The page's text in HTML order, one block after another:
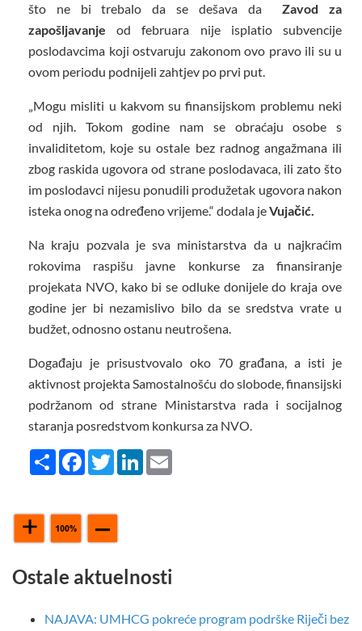
što ne bi trebalo da se dešava daZavod za
zapošljavanje od februara nije isplatio subvencije
poslodavcima koji ostvaruju zakonom ovo pravo ili su u
ovom periodu podnijeli zahtjev po prvi put.
„Mogu misliti u kakvom su finansijskom problemu neki
od njih. Tokom godine nam se obraćaju osobe s
invaliditetom, koje su ostale bez radnog angažmana ili
zbog raskida ugovora od strane poslodavaca, ili zato što
im poslodavci nijesu ponudili produžetak ugovora nakon
isteka onog na određeno vrijeme.“ dodala jeVujačić.
Na kraju pozvala je sva ministarstva da u najkraćim
rokovima raspišu javne konkurse za finansiranje
projekata NVO, kako bi se odluke donijele do kraja ove
godine jer bi nezamislivo bilo da se sredstva vrate u
budžet, odnosno ostanu neutrošena.
Događaju je prisustvovalo oko 70 građana, a isti je
aktivnost projekta Samostalnošću do slobode, finansijski
podržanom od strane Ministarstva rada i socijalnog
staranja posredstvom konkursa za NVO.
Share FacebookTwitterLinkedIn
Ostale aktuelnosti
NAJAVA: UMHCG pokreće program podrške Riječi bez